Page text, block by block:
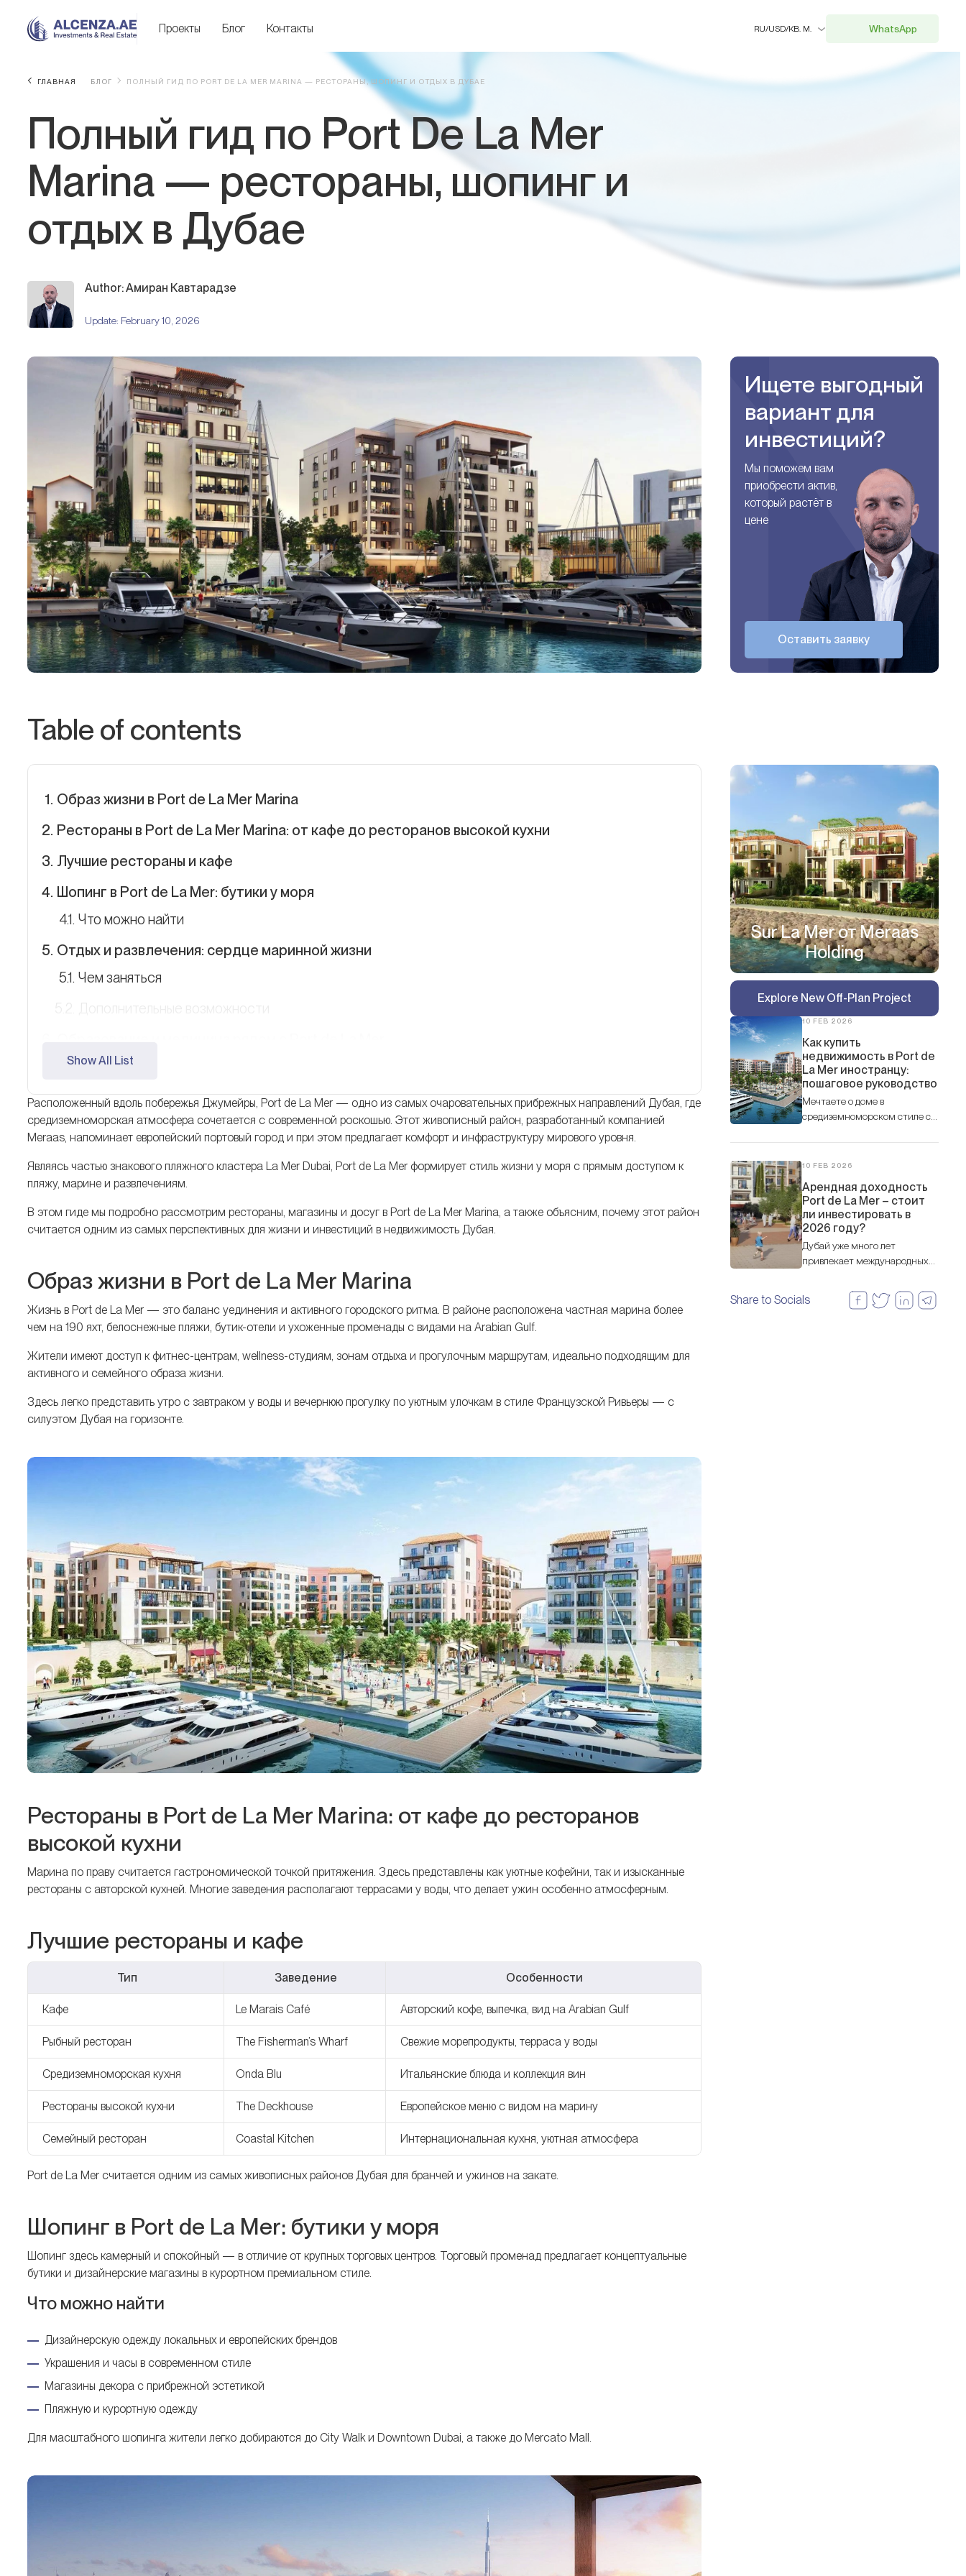
RU/USD/КВ. М. WhatsApp
Проекты Блог Контакты
ГЛАВНАЯ БЛОГ ПОЛНЫЙ ГИД ПО PORT DE LA MER MARINA — РЕСТОРАНЫ, ШОПИНГ И ОТДЫХ В ДУБАЕ
Полный гид по Port De La Mer
Marina — рестораны, шопинг и
отдых в Дубае
Author: Амиран Кавтарадзе
Update: February 10, 2026
Ищете выгодный
вариант для
инвестиций?
Мы поможем вам
приобрести актив,
который растёт в
цене
Оставить заявку
Расположенный вдоль побережья Джумейры, Port de La Mer — одно из самых очаровательных прибрежных направлений Дубая, где
средиземноморская атмосфера сочетается с современной роскошью. Этот живописный район, разработанный компанией
Meraas, напоминает европейский портовый город и при этом предлагает комфорт и инфраструктуру мирового уровня.
Являясь частью знакового пляжного кластера La Mer Dubai, Port de La Mer формирует стиль жизни у моря с прямым доступом к
пляжу, марине и развлечениям.
В этом гиде мы подробно рассмотрим рестораны, магазины и досуг в Port de La Mer Marina, а также объясним, почему этот район
считается одним из самых перспективных для жизни и инвестиций в недвижимость Дубая.
Образ жизни в Port de La Mer Marina
Жизнь в Port de La Mer — это баланс уединения и активного городского ритма. В районе расположена частная марина более
чем на 190 яхт, белоснежные пляжи, бутик-отели и ухоженные променады с видами на Arabian Gulf.
Жители имеют доступ к фитнес-центрам, wellness-студиям, зонам отдыха и прогулочным маршрутам, идеально подходящим для
активного и семейного образа жизни.
Здесь легко представить утро с завтраком у воды и вечернюю прогулку по уютным улочкам в стиле Французской Ривьеры — с
силуэтом Дубая на горизонте.
Рестораны в Port de La Mer Marina: от кафе до ресторанов
высокой кухни
Марина по праву считается гастрономической точкой притяжения. Здесь представлены как уютные кофейни, так и изысканные
рестораны с авторской кухней. Многие заведения располагают террасами у воды, что делает ужин особенно атмосферным.
Лучшие рестораны и кафе
Тип Заведение Особенности
Кафе Le Marais Café Авторский кофе, выпечка, вид на Arabian Gulf
Рыбный ресторан The Fisherman’s Wharf Свежие морепродукты, терраса у воды
Средиземноморская кухня Onda Blu Итальянские блюда и коллекция вин
Рестораны высокой кухни The Deckhouse Европейское меню с видом на марину
Семейный ресторан Coastal Kitchen Интернациональная кухня, уютная атмосфера
Port de La Mer считается одним из самых живописных районов Дубая для бранчей и ужинов на закате.
Шопинг в Port de La Mer: бутики у моря
Шопинг здесь камерный и спокойный — в отличие от крупных торговых центров. Торговый променад предлагает концептуальные
бутики и дизайнерские магазины в курортном премиальном стиле.
Что можно найти
Дизайнерскую одежду локальных и европейских брендов
Украшения и часы в современном стиле
Магазины декора с прибрежной эстетикой
Пляжную и курортную одежду
Для масштабного шопинга жители легко добираются до City Walk и Downtown Dubai, а также до Mercato Mall.
Table of contents
Образ жизни в Port de La Mer Marina
Рестораны в Port de La Mer Marina: от кафе до ресторанов высокой кухни
Лучшие рестораны и кафе
Шопинг в Port de La Mer: бутики у моря
Что можно найти
Отдых и развлечения: сердце маринной жизни
Чем заняться
Экспертный взгляд: жизнь и инвестиции в Port de La Mer
Недвижимость в Port de La Mer
Локация и транспортная доступность
Что важно учесть перед переездом
Почему Port de La Mer выделяется
FAQ
Show All List
Sur La Mer от Meraas
Holding
Explore New Off-Plan Project
10 FEB 2026
Как купить
недвижимость в Port de
La Mer иностранцу:
пошаговое руководство
Мечтаете о доме в
средиземноморском стиле с
La Mer — это престижный
прибрежный район от Meraas,
который сочетает атмосферу
европейского курорта с
уровнем роскоши Дубая.
10 FEB 2026
Арендная доходность
Port de La Mer – стоит
ли инвестировать в
2026 году?
Дубай уже много лет
привлекает международных
один из самых элегантных
прибрежных районов — Port
Share to Socials